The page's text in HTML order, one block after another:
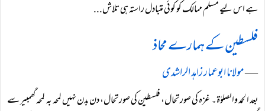
ہے اس لیے مسلم ممالک کو کوئی متبادل راستہ ہی تلاش...
فلسطین کے ہمارے محاذ
―مولانا ابوعمار زاہد الراشدی
بعد الحمد والصلوٰۃ۔ غزہ کی صورتحال، فلسطین کی صورتحال، دن بدن نہیں لمحہ بہ لمحہ گھمبیر سے